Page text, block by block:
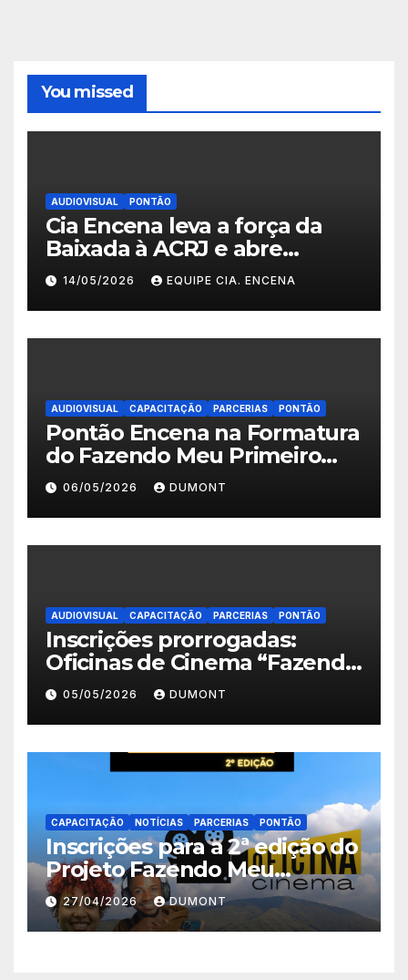
You missed
AUDIOVISUAL PONTÃO
Cia Encena leva a força da
Baixada à ACRJ e abre
inscrições para a 2ª turma do
Fazendo Meu Primeiro Filme”
em Nova Iguaçu
14/05/2026 EQUIPE CIA. ENCENA
AUDIOVISUAL CAPACITAÇÃO PARCERIAS PONTÃO
Pontão Encena na Formatura
do Fazendo Meu Primeiro
Filme no Degase Belford
Roxo e reforça as inscrições
abertas em Nova Iguaçu
06/05/2026 DUMONT
AUDIOVISUAL CAPACITAÇÃO PARCERIAS PONTÃO
Inscrições prorrogadas:
Oficinas de Cinema “Fazendo
Meu Primeiro Filme” em
Nova Iguaçu seguem abertas
até 11 de maio
05/05/2026 DUMONT
CAPACITAÇÃO NOTÍCIAS PARCERIAS PONTÃO
Inscrições para a 2ª edição do
Projeto Fazendo Meu
Primeiro Filme em Nova
Iguaçu
27/04/2026 DUMONT